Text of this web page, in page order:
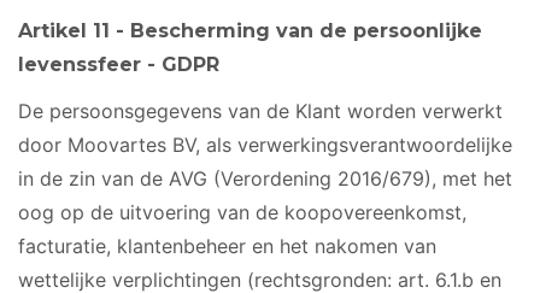
Artikel 11 - Bescherming van de persoonlijke
levenssfeer - GDPR
De persoonsgegevens van de Klant worden verwerkt
door Moovartes BV, als verwerkingsverantwoordelijke
in de zin van de AVG (Verordening 2016/679), met het
oog op de uitvoering van de koopovereenkomst,
facturatie, klantenbeheer en het nakomen van
wettelijke verplichtingen (rechtsgronden: art. 6.1.b en